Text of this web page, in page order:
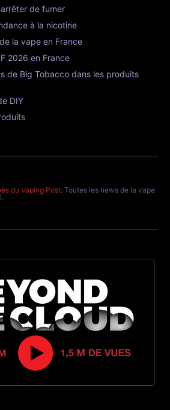
de fumer
à la nicotine
la vape en France
2026 en France
de Big Tobacco dans les produits
DIY
du Vaping Post. Toutes les news de la vape